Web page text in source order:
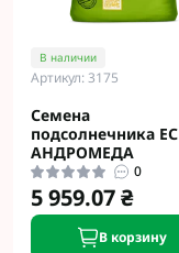
В наличии
Артикул: 3175
Семена
подсолнечника ЕС
АНДРОМЕДА
0
5 959.07 ₴
В корзину